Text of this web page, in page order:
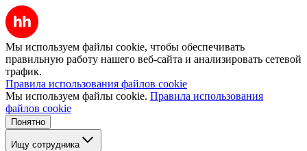
Мы используем файлы cookie, чтобы обеспечивать
правильную работу нашего веб-сайта и анализировать сетевой
трафик.
Правила использования файлов cookie
Мы используем файлы cookie. Правила использования
файлов cookie
Понятно
Ищу сотрудника